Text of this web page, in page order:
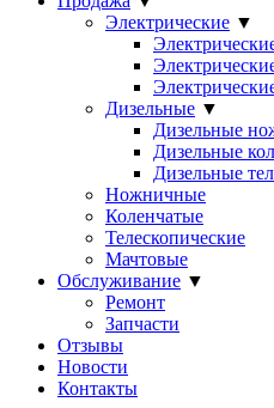
Электрические ▼
Дизельные ▼
Дизельные
Дизельные
Дизельные
Ножничные
Коленчатые
Телескопические
Мачтовые
Обслуживание ▼
Ремонт
Запчасти
Отзывы
Новости
Контакты